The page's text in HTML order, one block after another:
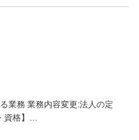
業務 業務内容変更:法人の定
資格】…